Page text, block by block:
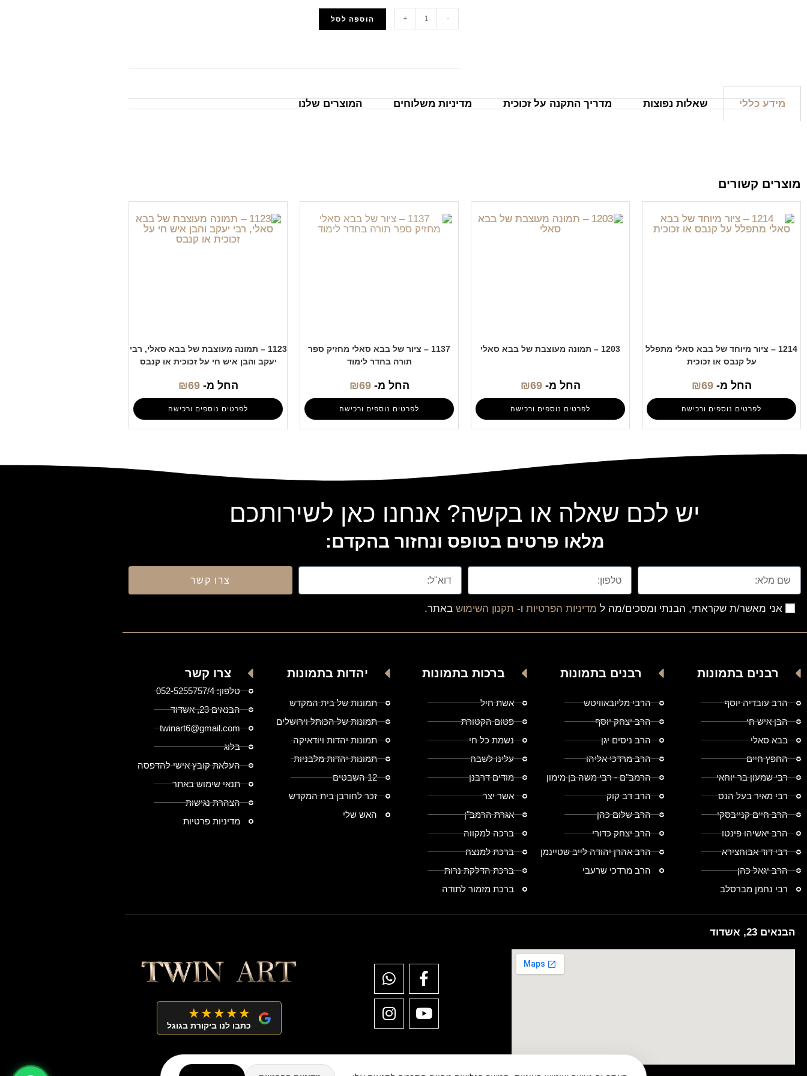
-
+ הוספה לסל
מידע כללי שאלות נפוצות מדריך התקנה על זכוכית מדיניות משלוחים המוצרים שלנו
מוצרים קשורים
1214 – ציור מיוחד של בבא סאלי מתפלל
על קנבס או זכוכית
החל מ- ₪69
לפרטים נוספים ורכישה
1203 – תמונה מעוצבת של בבא סאלי
החל מ- ₪69
לפרטים נוספים ורכישה
1137 – ציור של בבא סאלי מחזיק ספר
תורה בחדר לימוד
החל מ- ₪69
לפרטים נוספים ורכישה
1123 – תמונה מעוצבת של בבא סאלי, רבי
יעקב והבן איש חי על זכוכית או קנבס
החל מ- ₪69
לפרטים נוספים ורכישה
יש לכם שאלה או בקשה? אנחנו כאן לשירותכם
מלאו פרטים בטופס ונחזור בהקדם:
אני מאשר/ת שקראתי, הבנתי ומסכים/מה ל מדיניות הפרטיות ו- תקנון השימוש באתר.
צרו קשר
רבנים בתמונות
הרב עובדיה יוסף
הבן איש חי
בבא סאלי
החפץ חיים
רבי שמעון בר יוחאי
רבי מאיר בעל הנס
הרב חיים קנייבסקי
הרב יאשיהו פינטו
רבי דוד אבוחצירא
הרב יגאל כהן
רבי נחמן מברסלב
רבנים בתמונות
הרבי מליובאוויטש
הרב יצחק יוסף
הרב ניסים יגן
הרב מרדכי אליהו
הרמב"ם - רבי משה בן מימון
הרב דב קוק
הרב שלום כהן
הרב יצחק כדורי
הרב אהרן יהודה לייב שטיינמן
הרב מרדכי שרעבי
ברכות בתמונות
אשת חיל
פטום הקטורת
נשמת כל חי
עלינו לשבח
מודים דרבנן
אשר יצר
אגרת הרמב"ן
ברכה למקווה
ברכת למנצח
ברכת הדלקת נרות
ברכת מזמור לתודה
יהדות בתמונות
תמונות של בית המקדש
תמונות של הכותל וירושלים
תמונות יהדות ויודאיקה
תמונות יהדות מלבניות
12 השבטים
זכר לחורבן בית המקדש
האש שלי
צרו קשר
טלפון: 052-5255757/4
הבנאים 23, אשדוד
twinart6@gmail.com
בלוג
העלאת קובץ אישי להדפסה
תנאי שימוש באתר
הצהרת נגישות
מדיניות פרטיות
הבנאים 23, אשדוד
★★★★★
כתבו לנו ביקורת בגוגל